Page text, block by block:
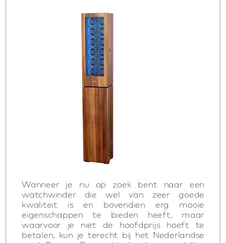
Wanneer je nu op zoek bent naar een
watchwinder die wel van zeer goede
kwaliteit is en bovendien erg mooie
eigenschappen te bieden heeft, maar
waarvoor je niet de hoofdprijs hoeft te
betalen, kun je terecht bij het Nederlandse